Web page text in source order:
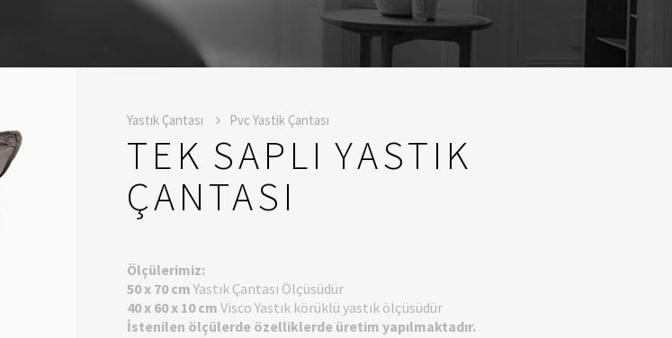
Yastık Çantası Pvc Yastik Çantası
TEK SAPLI YASTIK
ÇANTASI
Ölçülerimiz:
50 x 70 cm Yastık Çantası Ölçüsüdür
40 x 60 x 10 cm Visco Yastık körüklü yastık ölçüsüdür
İstenilen ölçülerde özelliklerde üretim yapılmaktadır.